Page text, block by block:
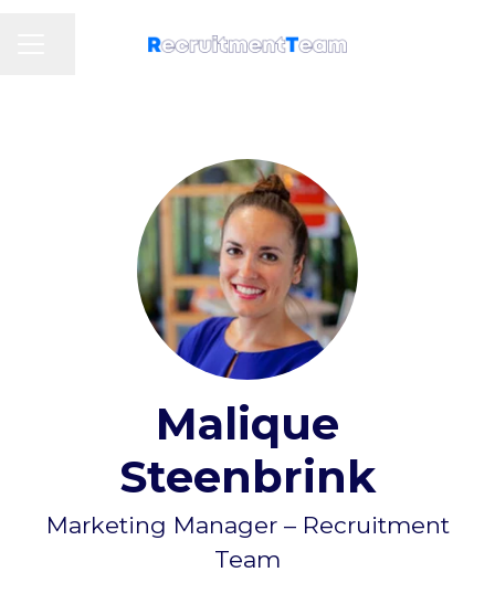
Pagina delen
Malique
Steenbrink
Marketing Manager – Recruitment
Team